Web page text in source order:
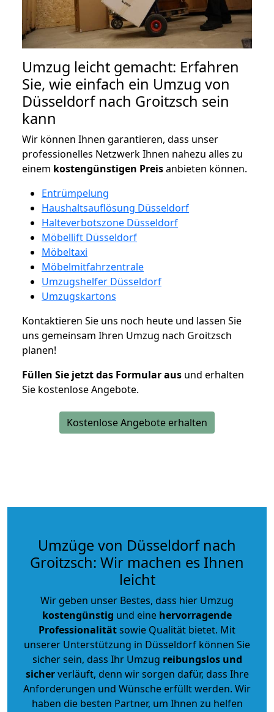
Umzug leicht gemacht: Erfahren
Sie, wie einfach ein Umzug von
Düsseldorf nach Groitzsch sein
kann
Wir können Ihnen garantieren, dass unser
professionelles Netzwerk Ihnen nahezu alles zu
einem kostengünstigen Preisanbieten können.
Entrümpelung
Haushaltsauflösung Düsseldorf
Halteverbotszone Düsseldorf
Möbellift Düsseldorf
Möbeltaxi
Möbelmitfahrzentrale
Umzugshelfer Düsseldorf
Umzugskartons
Kontaktieren Sie uns noch heute und lassen Sie
uns gemeinsam Ihren Umzug nach Groitzsch
planen!
Füllen Sie jetzt das Formular aus und erhalten
Sie kostenlose Angebote.
Kostenlose Angebote erhalten
Umzüge von Düsseldorf nach
Groitzsch: Wir machen es Ihnen
leicht
Wir geben unser Bestes, dass hier Umzug
kostengünstig und eine hervorragende
Professionalitätsowie Qualität bietet. Mit
unserer Unterstützung in Düsseldorf können Sie
sicher sein, dass Ihr Umzug reibungslos und
sicherverläuft, denn wir sorgen dafür, dass Ihre
Anforderungen und Wünsche erfüllt werden. Wir
haben die besten Partner, um Ihnen zu helfen